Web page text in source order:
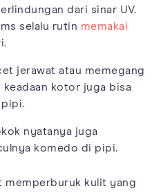
dari sinar UV.
selalu rutin memakai
jerawat atau memegang
kotor juga bisa
nyatanya juga
komedo di pipi.
memperburuk kulit yang